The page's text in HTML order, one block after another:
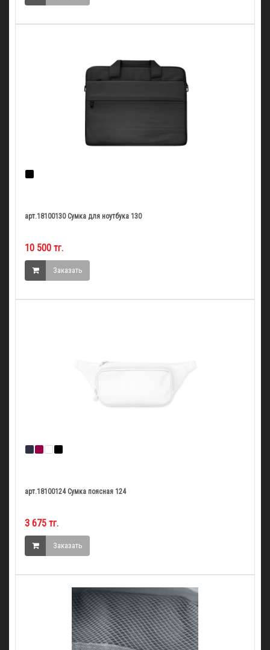
арт.18100130 Сумка для ноутбука 130
10 500 тг.
Заказать
арт.18100124 Сумка поясная 124
3 675 тг.
Заказать